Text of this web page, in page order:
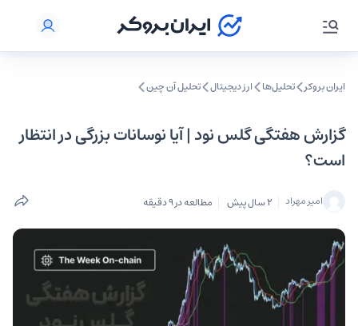
ایران بروکر تحلیل‌ها ارز دیجیتال تحلیل آن چین
گزارش هفتگی گلس نود | آیا نوسانات بزرگی در انتظار
است؟
امیر مهراد 2 سال پیش مطالعه در 9 دقیقه